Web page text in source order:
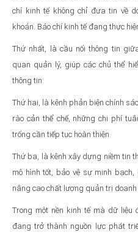
chí kinh tế không chỉ đưa tin về
khoán. Báo chí kinh tế đang thực
Thứ nhất, là cầu nối thông tin
quan quản lý, giúp các chủ thể
thông tin.
Thứ hai, là kênh phản biện chính
rào cản thể chế, những chi phí
trống cần tiếp tục hoàn thiện.
Thứ ba, là kênh xây dựng niềm tin
mô hình tốt, bảo vệ sự minh
nâng cao chất lượng quản trị doanh
Trong một nền kinh tế mà dữ
đang trở thành nguồn lực phát